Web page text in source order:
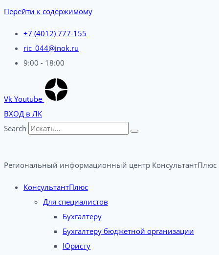
Перейти к содержимому
+7 (4012) 777-155
ric_044@inok.ru
9:00 - 18:00
Vk Youtube
ВХОД в ЛК
Search
Региональный информационный центр
КонсультантПлюс
Для специалистов
Бухгалтеру
Бухгалтеру бюджетной организации
Юристу